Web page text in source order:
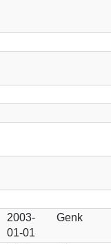
2003-
01-01
Genk